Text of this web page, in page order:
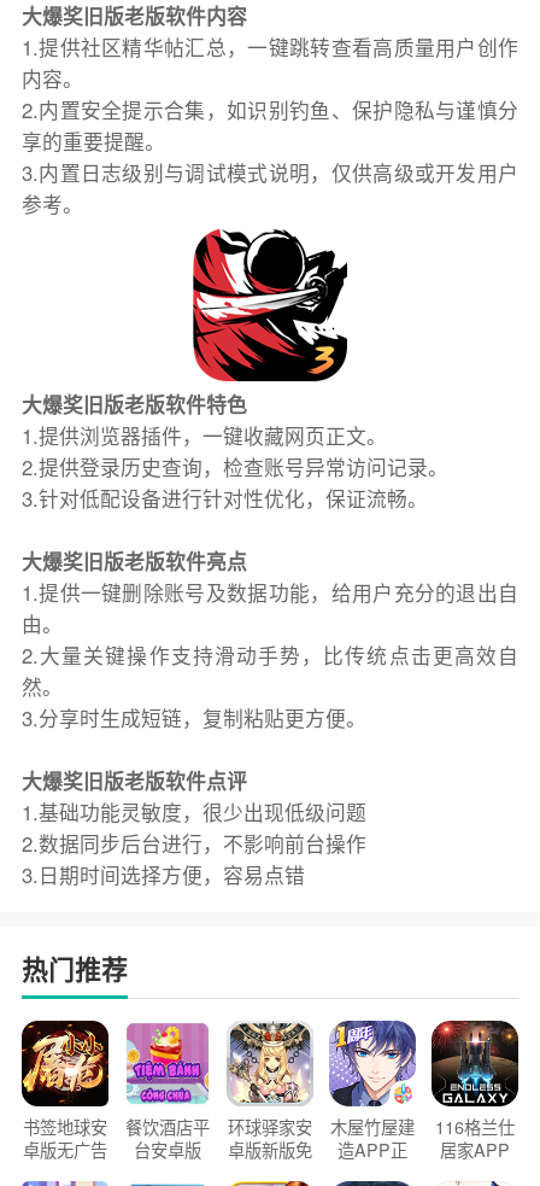
大爆奖旧版老版软件内容
1.提供社区精华帖汇总，一键跳转查看高质量用户创作
内容。
2.内置安全提示合集，如识别钓鱼、保护隐私与谨慎分
享的重要提醒。
3.内置日志级别与调试模式说明，仅供高级或开发用户
参考。
大爆奖旧版老版软件特色
1.提供浏览器插件，一键收藏网页正文。
2.提供登录历史查询，检查账号异常访问记录。
3.针对低配设备进行针对性优化，保证流畅。
大爆奖旧版老版软件亮点
1.提供一键删除账号及数据功能，给用户充分的退出自
由。
2.大量关键操作支持滑动手势，比传统点击更高效自
然。
3.分享时生成短链，复制粘贴更方便。
大爆奖旧版老版软件点评
1.基础功能灵敏度，很少出现低级问题
2.数据同步后台进行，不影响前台操作
3.日期时间选择方便，容易点错
热门推荐
书签地球安
卓版无广告
餐饮酒店平
台安卓版
环球驿家安
卓版新版免
木屋竹屋建
造APP正
116格兰仕
居家APP